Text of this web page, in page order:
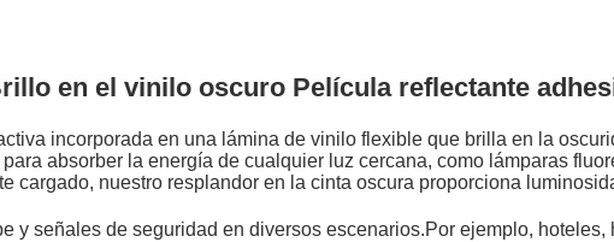
en el vinilo oscuro Película reflectante
incorporada en una lámina de vinilo flexible que brilla en la
absorber la energía de cualquier luz cercana, como lámparas
cargado, nuestro resplandor en la cinta oscura proporciona
y señales de seguridad en diversos escenarios.Por ejemplo,